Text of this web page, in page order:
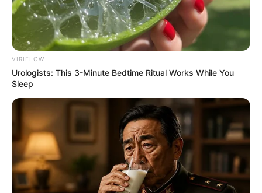
allaboutdeco.weebly.com
O biscuit é um dos materiais mais usados na
VIRIFLOW
Urologists: This 3-Minute Bedtime Ritual Works While You
Sleep